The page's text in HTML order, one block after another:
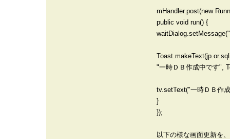
mHandler.post(new
public void run() {
"一時ＤＢ作成中です",
tv.setText("一時ＤＢ作
}
});
以下の様な画面更新を